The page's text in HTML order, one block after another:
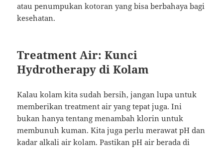
atau penumpukan kotoran yang bisa berbahaya bagi
kesehatan.
Treatment Air: Kunci
Hydrotherapy di Kolam
Kalau kolam kita sudah bersih, jangan lupa untuk
memberikan treatment air yang tepat juga. Ini
bukan hanya tentang menambah klorin untuk
membunuh kuman. Kita juga perlu merawat pH dan
kadar alkali air kolam. Pastikan pH air berada di